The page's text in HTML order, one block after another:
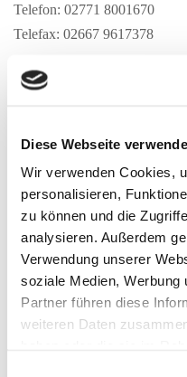
Diese Webseite
Wir verwenden Cookies,
personalisieren,
zu können und die
analysieren. Außerdem
Verwendung unserer
soziale Medien, Werbung
Partner führen diese
weiteren Daten
Telefon: 02771 8001670
Telefax: 02667 9617378
E-Mail:
Friedrich Feuchtmeyer
Registergericht: Amtsgericht
Registernummer: HRA 7352
Wir sind nicht bereit oder
Streitbeilegungsverfahren vor